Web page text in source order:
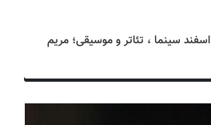
متولدین ۲۴ اسفند سینما ، تئاتر و موسیقی؛ مریم